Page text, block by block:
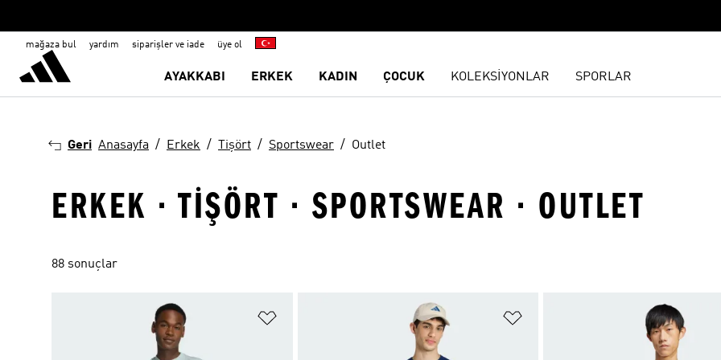
mağaza bul yardım siparişler ve iade üye ol
AYAKKABI ERKEK KADIN ÇOCUK KOLEKSİYONLAR SPORLAR
Geri Anasayfa Erkek Tişört Sportswear Outlet
ERKEK · TIŞÖRT · SPORTSWEAR · OUTLET
88 sonuçlar